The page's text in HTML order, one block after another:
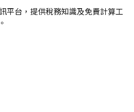
平台，提供稅務知識及免費計算工